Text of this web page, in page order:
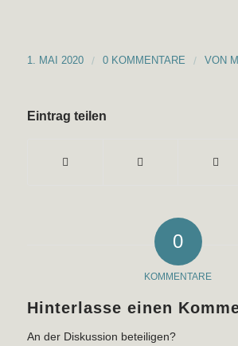
1. MAI 2020 / 0 KOMMENTARE / VON
Eintrag teilen
0
KOMMENTARE
Hinterlasse einen
An der Diskussion beteiligen?